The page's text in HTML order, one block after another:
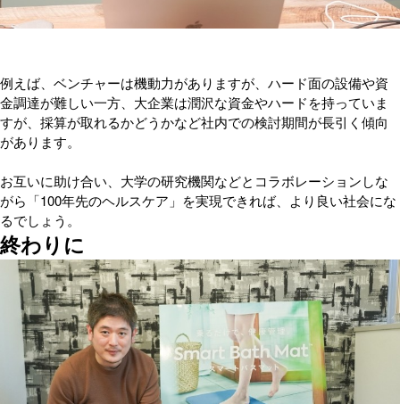
例えば、ベンチャーは機動力がありますが、ハード面の設備や資
金調達が難しい一方、大企業は潤沢な資金やハードを持っていま
すが、採算が取れるかどうかなど社内での検討期間が長引く傾向
があります。
お互いに助け合い、大学の研究機関などとコラボレーションしな
がら「100年先のヘルスケア」を実現できれば、より良い社会にな
るでしょう。
終わりに